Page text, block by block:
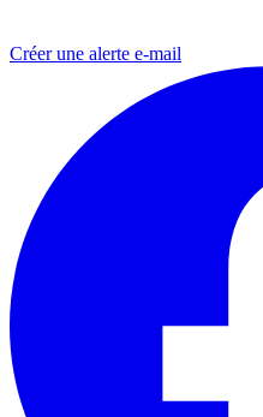
Créer une alerte e-mail